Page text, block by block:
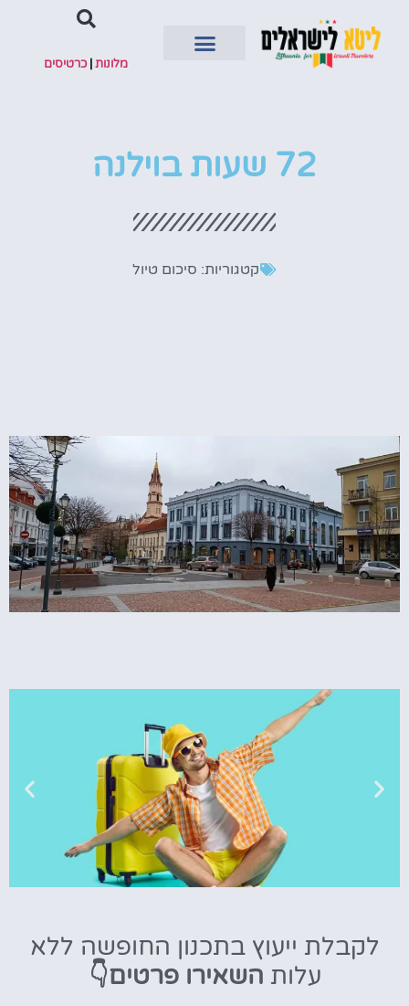
מלונות|כרטיסים
72 שעות בוילנה
קטגוריות: סיכום טיול
מציאת
טיסה זולה?
לקבלת ייעוץ בתכנון החופשה ללא
עלות השאירו פרטים👇